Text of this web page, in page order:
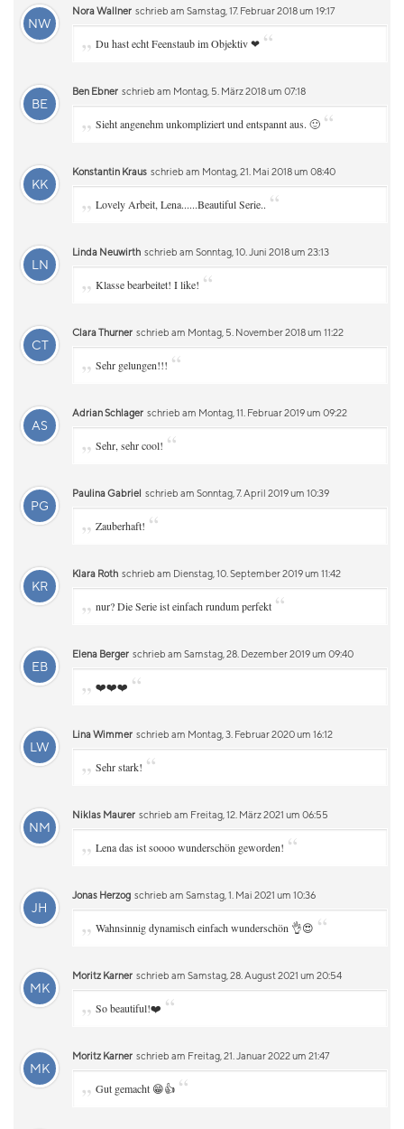
NW
Nora Wallner schrieb am Samstag, 17. Februar 2018 um 19:17
„ Du hast echt Feenstaub im Objektiv ❤ “
BE
Ben Ebner schrieb am Montag, 5. März 2018 um 07:18
„ Sieht angenehm unkompliziert und entspannt aus. 🙂 “
KK
Konstantin Kraus schrieb am Montag, 21. Mai 2018 um 08:40
„ Lovely Arbeit, Lena......Beautiful Serie.. “
LN
Linda Neuwirth schrieb am Sonntag, 10. Juni 2018 um 23:13
„ Klasse bearbeitet! I like! “
CT
Clara Thurner schrieb am Montag, 5. November 2018 um 11:22
„ Sehr gelungen!!! “
AS
Adrian Schlager schrieb am Montag, 11. Februar 2019 um 09:22
„ Sehr, sehr cool! “
PG
Paulina Gabriel schrieb am Sonntag, 7. April 2019 um 10:39
„ Zauberhaft! “
KR
Klara Roth schrieb am Dienstag, 10. September 2019 um 11:42
„ nur? Die Serie ist einfach rundum perfekt “
EB
Elena Berger schrieb am Samstag, 28. Dezember 2019 um 09:40
„ ❤️❤️❤️ “
LW
Lina Wimmer schrieb am Montag, 3. Februar 2020 um 16:12
„ Sehr stark! “
NM
Niklas Maurer schrieb am Freitag, 12. März 2021 um 06:55
„ Lena das ist soooo wunderschön geworden! “
JH
Jonas Herzog schrieb am Samstag, 1. Mai 2021 um 10:36
„ Wahnsinnig dynamisch einfach wunderschön 👌😍 “
MK
Moritz Karner schrieb am Samstag, 28. August 2021 um 20:54
„ So beautiful!❤️ “
MK
Moritz Karner schrieb am Freitag, 21. Januar 2022 um 21:47
„ Gut gemacht 😁👍 “